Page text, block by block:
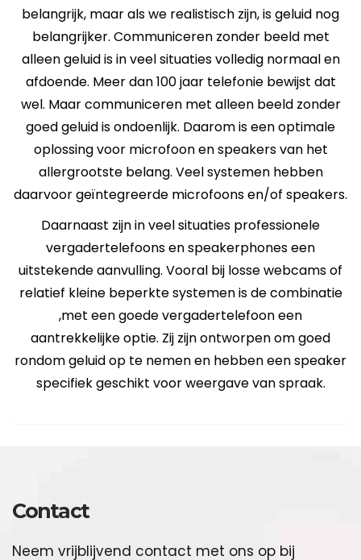
belangrijk, maar als we realistisch zijn, is geluid nog
belangrijker. Communiceren zonder beeld met
alleen geluid is in veel situaties volledig normaal en
afdoende. Meer dan 100 jaar telefonie bewijst dat
wel. Maar communiceren met alleen beeld zonder
goed geluid is ondoenlijk. Daarom is een optimale
oplossing voor microfoon en speakers van het
allergrootste belang. Veel systemen hebben
daarvoor geïntegreerde microfoons en/of speakers.
Daarnaast zijn in veel situaties professionele
vergadertelefoons en speakerphones een
uitstekende aanvulling. Vooral bij losse webcams of
relatief kleine beperkte systemen is de combinatie
,met een goede vergadertelefoon een
aantrekkelijke optie. Zij zijn ontworpen om goed
rondom geluid op te nemen en hebben een speaker
specifiek geschikt voor weergave van spraak.
Contact
Neem vrijblijvend contact met ons op bij